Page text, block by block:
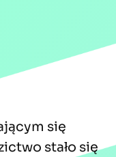
się
stało się